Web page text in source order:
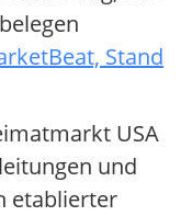
Stand
USA
und
etablierter